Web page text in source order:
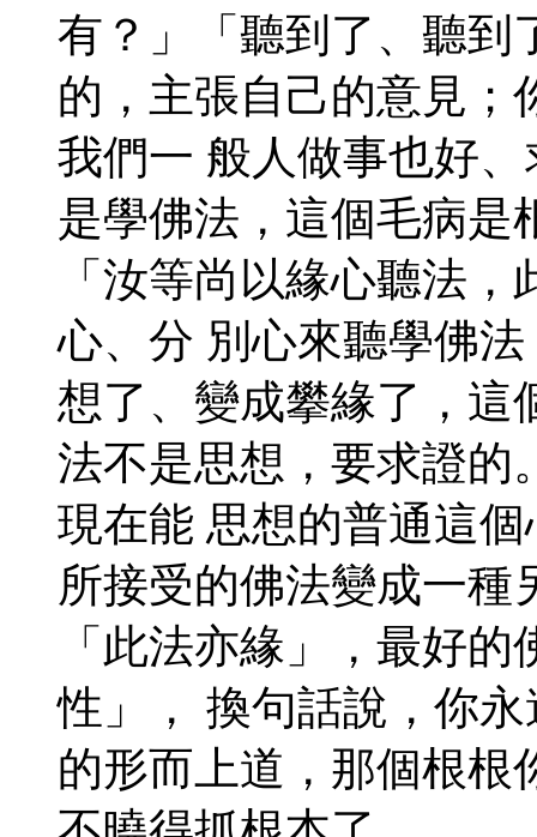
有？」「聽到了、聽到
的，主張自己的意見；
我們一 般人做事也好
是學佛法，這個毛病是
「汝等尚以緣心聽法
心、分 別心來聽學佛
想了、變成攀緣了，這
法不是思想，要求證的
現在能 思想的普通這
所接受的佛法變成一種
「此法亦緣」，最好
性」， 換句話說，你
的形而上道，那個根根